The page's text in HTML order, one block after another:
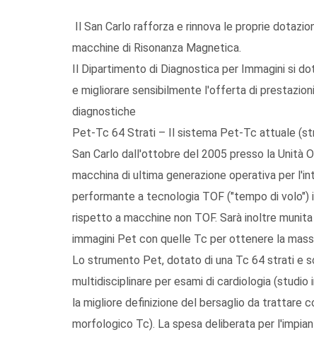
Il San Carlo rafforza e rinnova le proprie
macchine di Risonanza Magnetica.
Il Dipartimento di Diagnostica per Immagini si
e migliorare sensibilmente l'offerta di
diagnostiche
Pet-Tc 64 Strati – Il sistema Pet-Tc attuale
San Carlo dall'ottobre del 2005 presso la Unità
macchina di ultima generazione operativa per
performante a tecnologia TOF ("tempo di volo")
rispetto a macchine non TOF. Sarà inoltre
immagini Pet con quelle Tc per ottenere la
Lo strumento Pet, dotato di una Tc 64 strati e
multidisciplinare per esami di cardiologia
la migliore definizione del bersaglio da trattare
morfologico Tc). La spesa deliberata per